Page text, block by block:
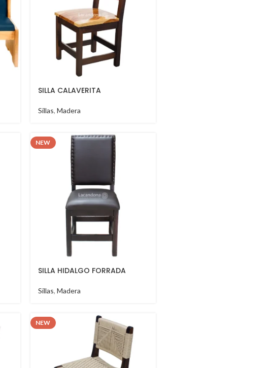
SILLA CALAVERITA
Sillas, Madera
NEW
SILLA HIDALGO FORRADA
Sillas, Madera
NEW